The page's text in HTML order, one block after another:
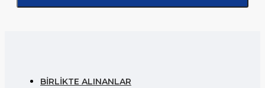
BIRLIKTE ALINANLAR